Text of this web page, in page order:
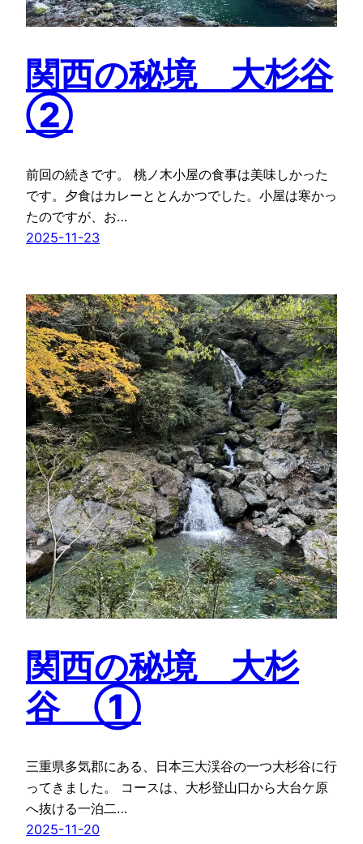
関西の秘境 大杉谷
②
前回の続きです。 桃ノ木小屋の食事は美味しかった
です。夕食はカレーととんかつでした。小屋は寒かっ
たのですが、お…
2025-11-23
関西の秘境 大杉
谷 ①
三重県多気郡にある、日本三大渓谷の一つ大杉谷に行
ってきました。 コースは、大杉登山口から大台ケ原
へ抜ける一泊二…
2025-11-20